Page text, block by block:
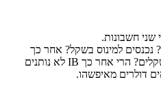
חשבונות.
למינוס בשקל? אחר כך
משלמים ריבית מרג'ין רצחנית על שקלים? הרי אחר כך IB לא נותנים
דולרים מאיפשהו.